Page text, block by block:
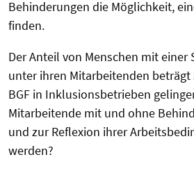
Behinderungen die Möglichkeit,
finden.
Der Anteil von Menschen mit
unter ihren Mitarbeitenden beträgt
BGF in Inklusionsbetrieben
Mitarbeitende mit und ohne
und zur Reflexion ihrer
werden?